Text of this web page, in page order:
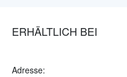
ERHÄLTLICH BEI
Adresse: